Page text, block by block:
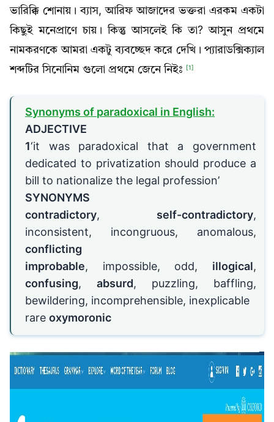
ভারিক্কি শোনায়। ব্যাস, আরিফ আজাদের ভক্তরা এরকম একটা
কিছুই মনেপ্রাণে চায়। কিন্তু আসলেই কি তা? আসুন প্রথমে
নামকরণকে আমরা একটু ব্যবচ্ছেদ করে দেখি। প্যারাডক্সিক্যাল
শব্দটির সিনোনিম গুলো প্রথমে জেনে নিইঃ
[1]
Synonyms of paradoxical in English:
ADJECTIVE
1 ‘it was paradoxical that a government
dedicated to privatization should produce a
bill to nationalize the legal profession’
SYNONYMS
contradictory, self-contradictory,
inconsistent, incongruous, anomalous,
conflicting
improbable, impossible, odd, illogical ,
confusing, absurd , puzzling, baffling,
bewildering, incomprehensible, inexplicable
rare oxymoronic